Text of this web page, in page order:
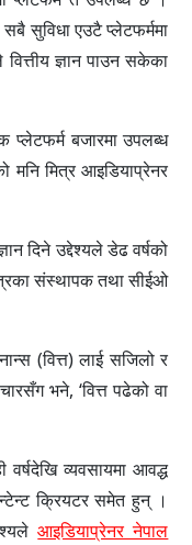
सुविधा एउटै प्लेटफर्ममा
ज्ञान पाउन सकेका
प्लेटफर्म बजारमा उपलब्ध
मनि मित्र आइडियाप्रेनर
दिने उद्देश्यले डेढ वर्षको
संस्थापक तथा सीईओ
(वित्त) लाई सजिलो र
भने, ‘वित्त पढेको वा
व्यवसायमा आवद्ध
क्रियटर समेत हुन् ।
आइडियाप्रेनर नेपाल